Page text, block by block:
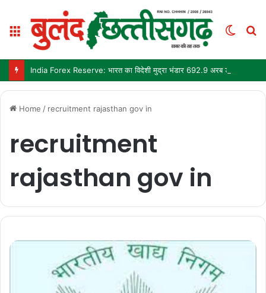
Menu
Switch
Home / recruitment rajasthan gov in
recruitment
rajasthan gov in